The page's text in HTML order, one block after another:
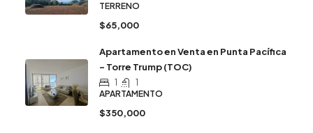
TERRENO
$65,000
Apartamento en Venta en Punta Pacífica
– Torre Trump (TOC)
1
1
APARTAMENTO
$350,000